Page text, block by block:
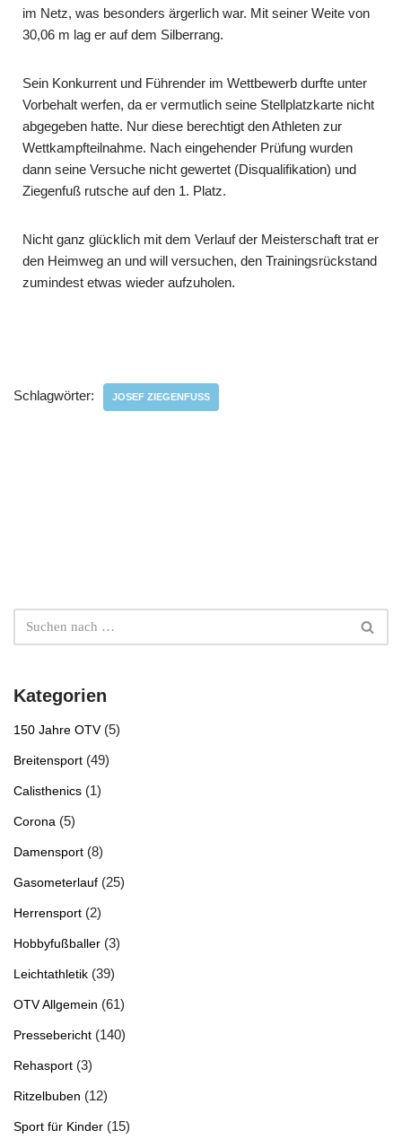
im Netz, was besonders ärgerlich war. Mit seiner Weite von
30,06 m lag er auf dem Silberrang.
Sein Konkurrent und Führender im Wettbewerb durfte unter
Vorbehalt werfen, da er vermutlich seine Stellplatzkarte nicht
abgegeben hatte. Nur diese berechtigt den Athleten zur
Wettkampfteilnahme. Nach eingehender Prüfung wurden
dann seine Versuche nicht gewertet (Disqualifikation) und
Ziegenfuß rutsche auf den 1. Platz.
Nicht ganz glücklich mit dem Verlauf der Meisterschaft trat er
den Heimweg an und will versuchen, den Trainingsrückstand
zumindest etwas wieder aufzuholen.
Schlagwörter: JOSEF ZIEGENFUSS
Kategorien
150 Jahre OTV(5)
Breitensport (49)
Calisthenics (1)
Corona (5)
Damensport (8)
Gasometerlauf (25)
Herrensport (2)
Hobbyfußballer (3)
Leichtathletik (39)
OTV Allgemein (61)
Pressebericht (140)
Rehasport (3)
Ritzelbuben (12)
Sport für Kinder (15)